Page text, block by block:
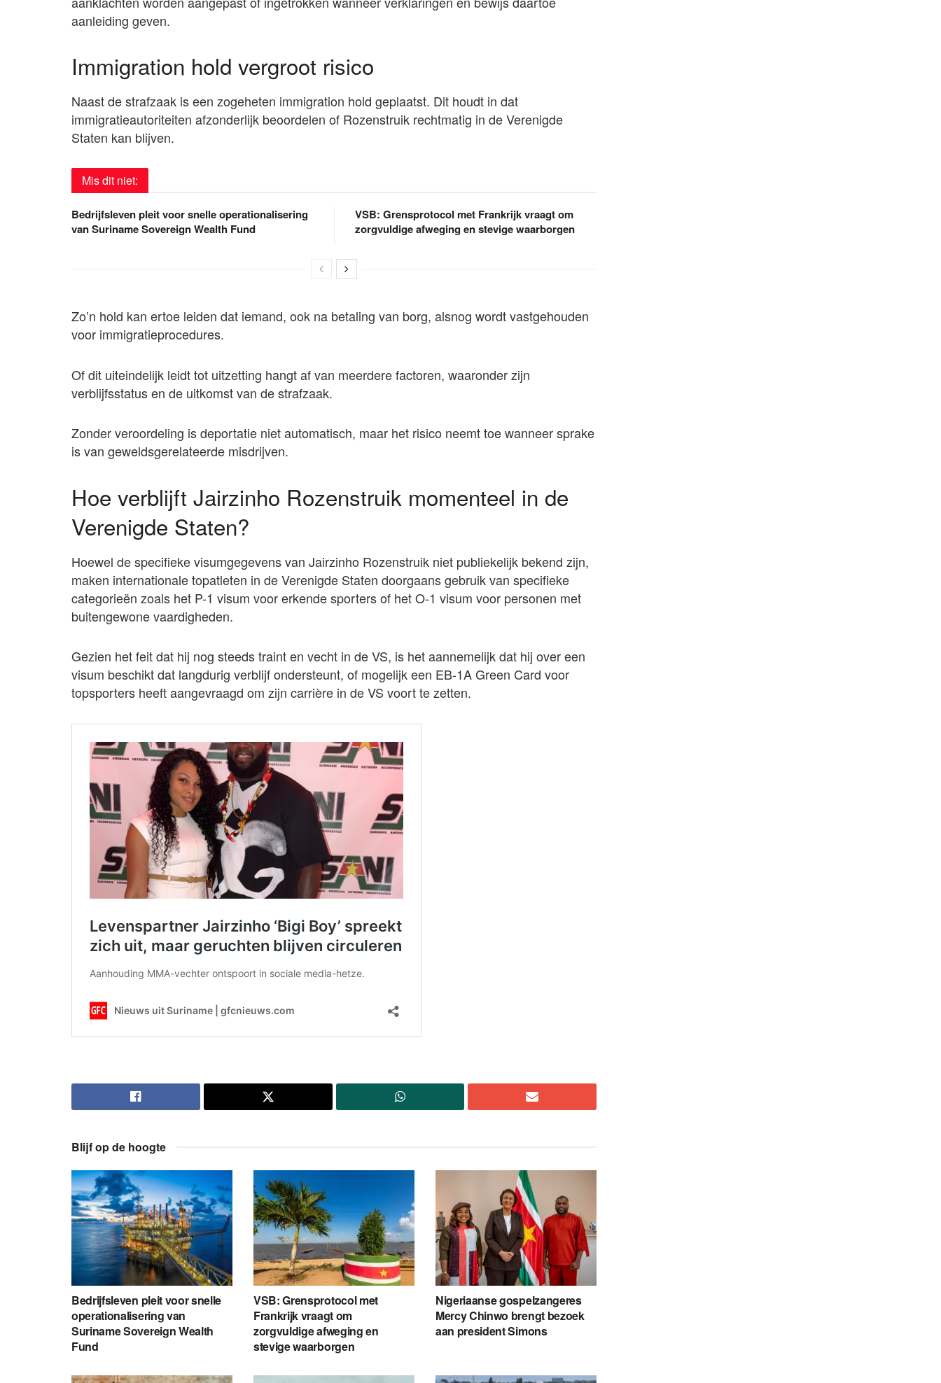
aanleiding geven.
Immigration hold vergroot risico
Naast de strafzaak is een zogeheten immigration hold geplaatst. Dit houdt in dat
immigratieautoriteiten afzonderlijk beoordelen of Rozenstruik rechtmatig in de Verenigde
Staten kan blijven.
Mis dit niet:
Bedrijfsleven pleit voor snelle operationalisering
van Suriname Sovereign Wealth Fund
VSB: Grensprotocol met Frankrijk vraagt om
zorgvuldige afweging en stevige waarborgen
Zo’n hold kan ertoe leiden dat iemand, ook na betaling van borg, alsnog wordt vastgehouden
voor immigratieprocedures.
Of dit uiteindelijk leidt tot uitzetting hangt af van meerdere factoren, waaronder zijn
verblijfsstatus en de uitkomst van de strafzaak.
Zonder veroordeling is deportatie niet automatisch, maar het risico neemt toe wanneer sprake
is van geweldsgerelateerde misdrijven.
Hoe verblijft Jairzinho Rozenstruik momenteel in de
Verenigde Staten?
Hoewel de specifieke visumgegevens van Jairzinho Rozenstruik niet publiekelijk bekend zijn,
maken internationale topatleten in de Verenigde Staten doorgaans gebruik van specifieke
categorieën zoals het P-1 visum voor erkende sporters of het O-1 visum voor personen met
buitengewone vaardigheden.
Gezien het feit dat hij nog steeds traint en vecht in de VS, is het aannemelijk dat hij over een
visum beschikt dat langdurig verblijf ondersteunt, of mogelijk een EB-1A Green Card voor
topsporters heeft aangevraagd om zijn carrière in de VS voort te zetten.
Blijf op de hoogte
Bedrijfsleven pleit voor snelle
operationalisering van
Suriname Sovereign Wealth
Fund
VSB: Grensprotocol met
Frankrijk vraagt om
zorgvuldige afweging en
stevige waarborgen
Nigeriaanse gospelzangeres
Mercy Chinwo brengt bezoek
aan president Simons